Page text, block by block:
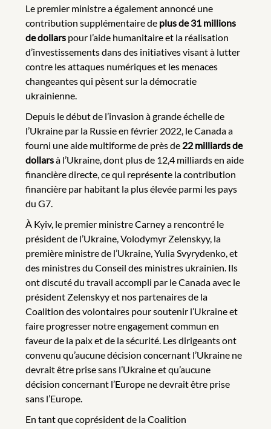
Le premier ministre a également annoncé une
contribution supplémentaire de plus de 31 millions
de dollars pour l’aide humanitaire et la réalisation
d’investissements dans des initiatives visant à lutter
contre les attaques numériques et les menaces
changeantes qui pèsent sur la démocratie
ukrainienne.
Depuis le début de l’invasion à grande échelle de
l’Ukraine par la Russie en février 2022, le Canada a
fourni une aide multiforme de près de 22 milliards de
dollarsà l’Ukraine, dont plus de 12,4 milliards en aide
financière directe, ce qui représente la contribution
financière par habitant la plus élevée parmi les pays
du G7.
À Kyiv, le premier ministre Carney a rencontré le
président de l’Ukraine, Volodymyr Zelenskyy, la
première ministre de l’Ukraine, Yulia Svyrydenko, et
des ministres du Conseil des ministres ukrainien. Ils
ont discuté du travail accompli par le Canada avec le
président Zelenskyy et nos partenaires de la
Coalition des volontaires pour soutenir l’Ukraine et
faire progresser notre engagement commun en
faveur de la paix et de la sécurité. Les dirigeants ont
convenu qu’aucune décision concernant l’Ukraine ne
devrait être prise sans l’Ukraine et qu’aucune
décision concernant l’Europe ne devrait être prise
sans l’Europe.
En tant que coprésident de la Coalition